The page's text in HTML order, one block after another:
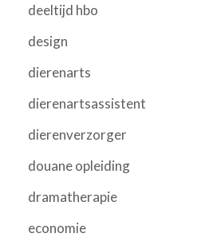
deeltijd hbo
design
dierenarts
dierenartsassistent
dierenverzorger
douane opleiding
dramatherapie
economie